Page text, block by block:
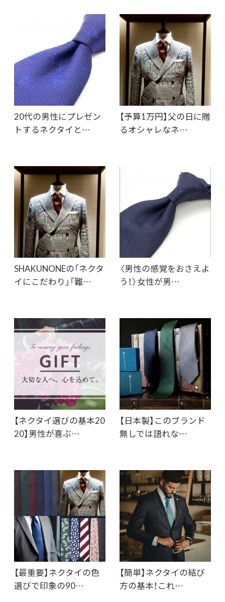
20代の男性にプレゼン
トするネクタイと…
【予算1万円】父の日に贈
るオシャレなネ…
SHAKUNONEの「ネクタ
イにこだわり」「難…
〈男性の感覚をおさえよ
う！〉女性が男…
【ネクタイ選びの基本20
20】男性が喜ぶ…
【日本製】このブランド
無しでは語れな…
【最重要】ネクタイの色
選びで印象の90…
【簡単】ネクタイの結び
方の基本！これ…